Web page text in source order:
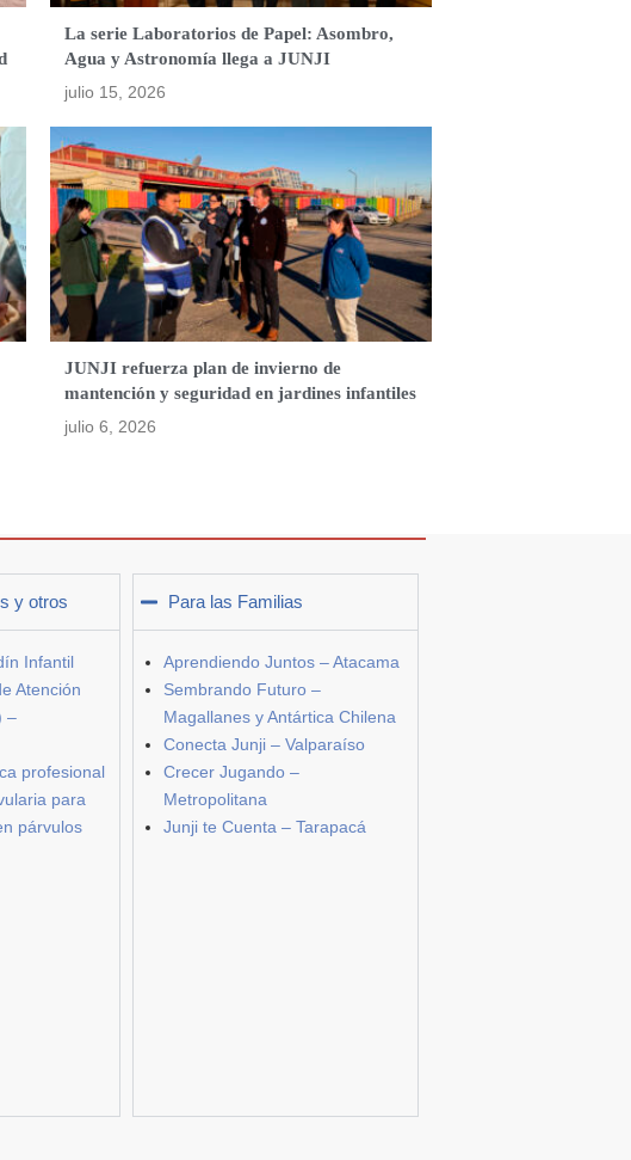
La serie Laboratorios de Papel: Asombro,
Agua y Astronomía llega a JUNJI
julio 15, 2026
JUNJI refuerza plan de invierno de
mantención y seguridad en jardines infantiles
julio 6, 2026
y otros
Infantil
Atención
–
profesional
para
párvulos
Para las Familias
Aprendiendo Juntos – Atacama
Sembrando Futuro –
Magallanes y Antártica Chilena
Conecta Junji – Valparaíso
Crecer Jugando –
Metropolitana
Junji te Cuenta – Tarapacá